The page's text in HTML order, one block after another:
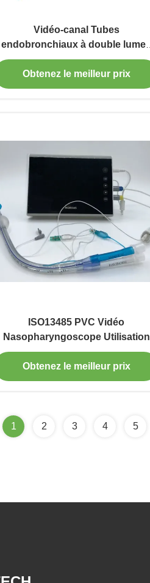
Vidéo-canal Tubes
endobronchiaux à double lumen
jetables ISO FDA
Obtenez le meilleur prix
ISO13485 PVC Vidéo
Nasopharyngoscope Utilisation
pour l'intubation des voies
respiratoires
Obtenez le meilleur prix
1 2 3 4 5